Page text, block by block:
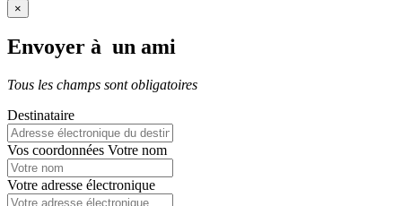
×
Envoyer à un ami
Tous les champs sont obligatoires
Destinataire
Vos coordonnées Votre nom
Votre adresse électronique